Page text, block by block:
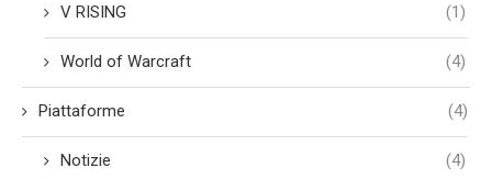
V RISING (1)
World of Warcraft (4)
Piattaforme (4)
Notizie (4)